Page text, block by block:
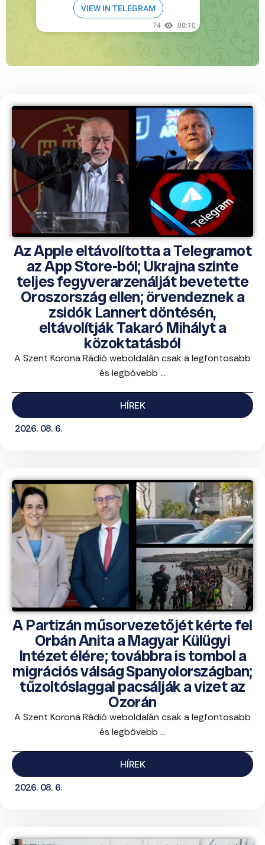
Az Apple eltávolította a Telegramot
az App Store-ból; Ukrajna szinte
teljes fegyverarzenálját bevetette
Oroszország ellen; örvendeznek a
zsidók Lannert döntésén,
eltávolítják Takaró Mihályt a
közoktatásból
A Szent Korona Rádió weboldalán csak a legfontosabb
és legbővebb ...
HÍREK
2026. 08. 6.
A Partizán műsorvezetőjét kérte fel
Orbán Anita a Magyar Külügyi
Intézet élére; továbbra is tombol a
migrációs válság Spanyolországban;
tűzoltóslaggal pacsálják a vizet az
Ozorán
A Szent Korona Rádió weboldalán csak a legfontosabb
és legbővebb ...
HÍREK
2026. 08. 6.